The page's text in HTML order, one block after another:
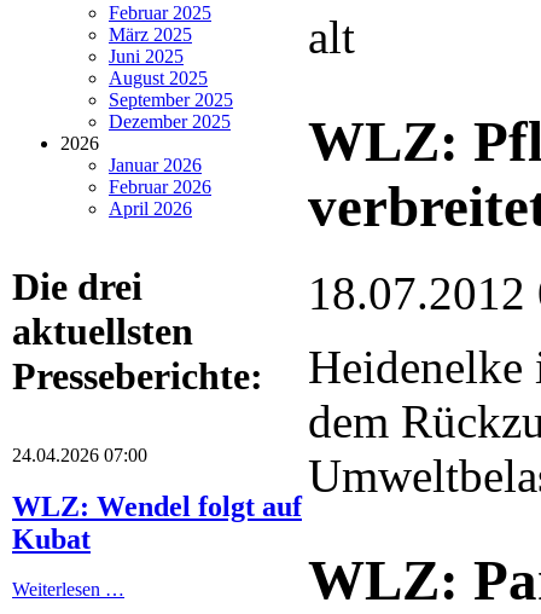
Februar 2025
März 2025
Juni 2025
August 2025
September 2025
Dezember 2025
2026
Januar 2026
Februar 2026
April 2026
Die drei
aktuellsten
Presseberichte:
24.04.2026 07:00
WLZ: Wendel folgt auf
Kubat
Weiterlesen …
alt
WLZ:
18.07.2012
Heidenelke
dem
WLZ: